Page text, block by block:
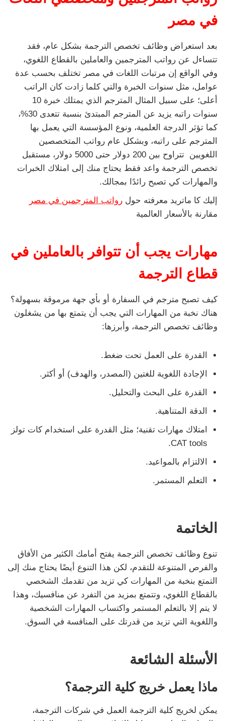
في مصر
بعد استعراض وظائف تخصص الترجمة بشكل عام، فقد
تتساءل عن رواتب المترجمين والعاملين بالقطاع اللغوي،
وفي الواقع إن مرتبات اللغات في مصر تختلف بحسب عدة
عوامل، مثل سنوات الخبرة والتي كلما زادت كان الراتب
أعلى؛ على سبيل المثال المترجم الذي يمتلك خبرة 10
سنوات راتبه يزيد عن المترجم المبتدئ بنسبة تتعدى 30%،
كما تؤثر الدرجة العلمية، ونوع المؤسسة التي يعمل بها
المترجم على راتبه، وبشكل عام رواتب المتخصصين
اللغويين تتراوح بين 200 دولار حتى 5000 دولار، مستقبل
تخصص الترجمة واعد فقط يحتاج منك إلى امتلاك الخبرات
والمهارات كي تصبح رائدًا بمجالك.
إليك كا ماتريد معرفته حول رواتب المترجمين في مصر
مقارنة بالأسعار العالمية
مهارات يجب أن تتوافر بالعاملين في
قطاع الترجمة
كيف تصبح مترجم في السفارة أو بأي جهة مرموقة بسهولة؟
هناك نخبة من المهارات التي يجب أن يتمتع بها من يشغلون
وظائف تخصص الترجمة، وأبرزها:
القدرة على العمل تحت ضغط.
الإجادة اللغوية للغتين (المصدر، والهدف) أو أكثر.
القدرة على البحث والتحليل.
الدقة المتناهية.
امتلاك مهارات تقنية؛ مثل القدرة على استخدام كات تولز
CAT tools.
الالتزام بالمواعيد.
التعلم المستمر.
الخاتمة
تنوع وظائف تخصص الترجمة يفتح أمامك الكثير من الأفاق
والفرص المتنوعة للتقدم، لكن هذا التنوع أيضًا يحتاج منك إلى
التمتع بنخبة من المهارات كي تزيد من تقدمك الشخصي
بالقطاع اللغوي، وتتمتع بمزيد من التفرد عن منافسيك، وهذا
لا يتم إلا بالتعلم المستمر واكتساب المهارات الشخصية
واللغوية التي تزيد من قدرتك على المنافسة في السوق.
الأسئلة الشائعة
ماذا يعمل خريج كلية الترجمة؟
يمكن لخريج كلية الترجمة العمل في شركات الترجمة،